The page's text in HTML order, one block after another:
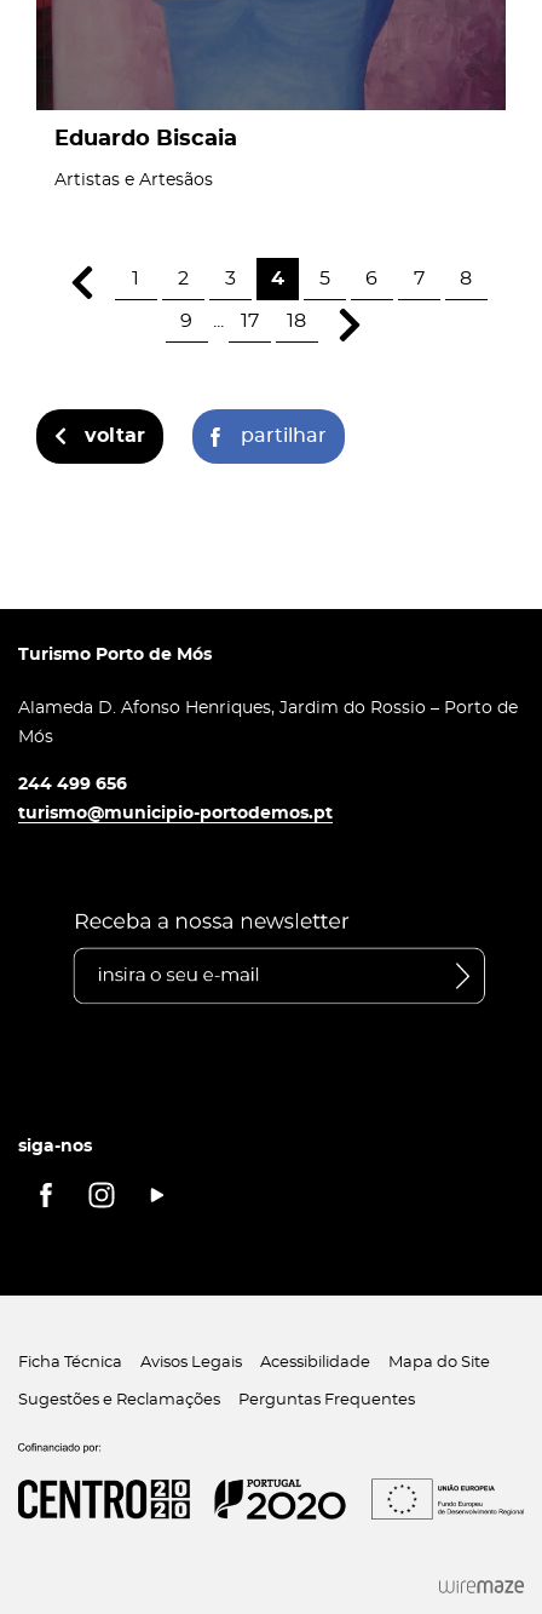
Eduardo Biscaia
Artistas e Artesãos
1 2 3 4 5 6 7 8
9 17 18
voltar partilhar
Turismo Porto de Mós
Alameda D. Afonso Henriques, Jardim do Rossio – Porto de
Mós
244 499 656
turismo@municipio-portodemos.pt
siga-nos
Ficha Técnica Avisos Legais Acessibilidade Mapa do Site
Sugestões e Reclamações Perguntas Frequentes